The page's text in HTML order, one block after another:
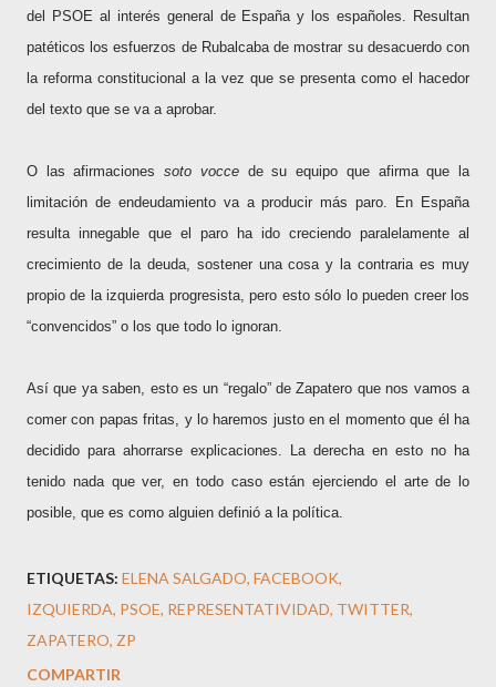
del PSOE al interés general de España y los españoles. Resultan
patéticos los esfuerzos de Rubalcaba de mostrar su desacuerdo con
la reforma constitucional a la vez que se presenta como el hacedor
del texto que se va a aprobar.
O las afirmacionessoto voccede su equipo que afirma que la
limitación de endeudamiento va a producir más paro. En España
resulta innegable que el paro ha ido creciendo paralelamente al
crecimiento de la deuda, sostener una cosa y la contraria es muy
propio de la izquierda progresista, pero esto sólo lo pueden creer los
“convencidos” o los que todo lo ignoran.
Así que ya saben, esto es un “regalo” de Zapatero que nos vamos a
comer con papas fritas, y lo haremos justo en el momento que él ha
decidido para ahorrarse explicaciones. La derecha en esto no ha
tenido nada que ver, en todo caso están ejerciendo el arte de lo
posible, que es como alguien definió a la política.
ETIQUETAS: ELENA SALGADO FACEBOOK
IZQUIERDA PSOE REPRESENTATIVIDAD TWITTER
ZAPATERO ZP
COMPARTIR